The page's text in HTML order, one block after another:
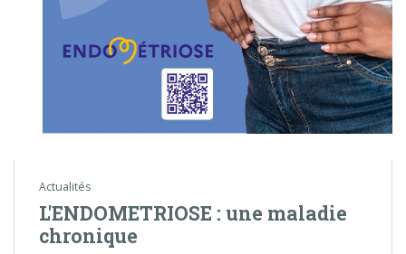
Actualités
L'ENDOMETRIOSE : une maladie
chronique